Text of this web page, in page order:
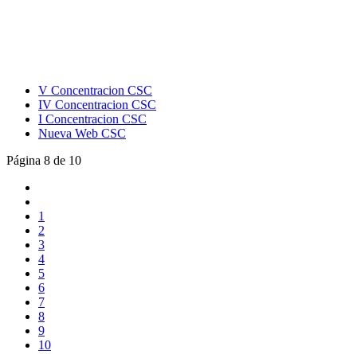
V Concentracion CSC
IV Concentracion CSC
I Concentracion CSC
Nueva Web CSC
Página 8 de 10
1
2
3
4
5
6
7
8
9
10